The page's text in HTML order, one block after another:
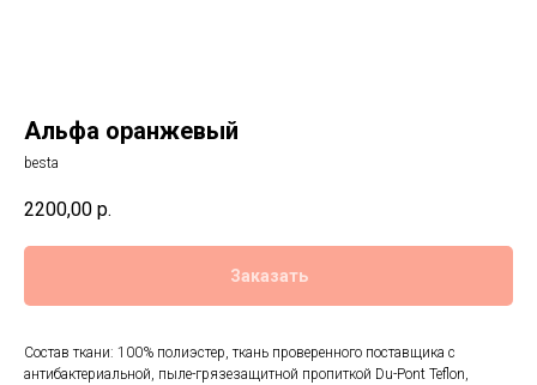
Альфа оранжевый
besta
2200,00 р.
Заказать
Состав ткани: 100% полиэстер, ткань проверенного поставщика с
антибактериальной, пыле-грязезащитной пропиткой Du-Pont Teflon,